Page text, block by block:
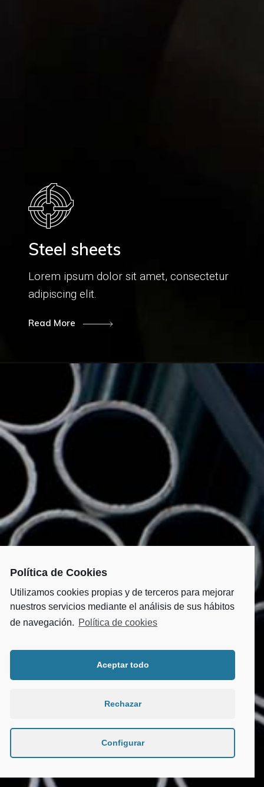
Política de Cookies
Utilizamos cookies propias y de terceros para mejorar
nuestros servicios mediante el análisis de sus hábitos
de navegación. Política de cookies
Aceptar todo
Rechazar
Configurar
Steel sheets
Lorem ipsum dolor sit amet, consectetur
adipiscing elit.
Read More